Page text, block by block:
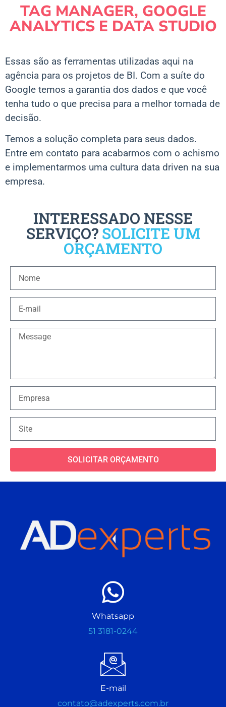
TAG MANAGER, GOOGLE
ANALYTICS E DATA STUDIO
Essas são as ferramentas utilizadas aqui na
agência para os projetos de BI. Com a suíte do
Google temos a garantia dos dados e que você
tenha tudo o que precisa para a melhor tomada de
decisão.
Temos a solução completa para seus dados.
Entre em contato para acabarmos com o achismo
e implementarmos uma cultura data driven na sua
empresa.
INTERESSADO NESSE
SERVIÇO? SOLICITE UM
ORÇAMENTO
SOLICITAR ORÇAMENTO
Whatsapp
51 3181-0244
E-mail
contato@adexperts.com.br